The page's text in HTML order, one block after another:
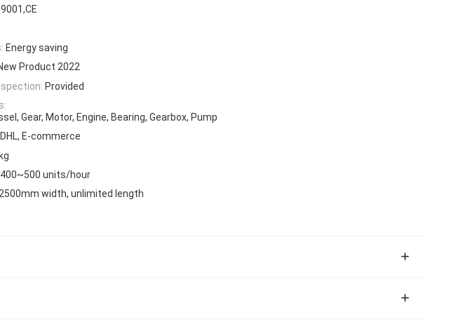
Energy saving
Product 2022
Provided
Gear, Motor, Engine, Bearing, Gearbox, Pump
E-commerce
400~500 units/hour
width, unlimited length